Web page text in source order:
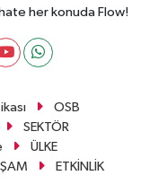
her konuda Flow!
OSB
SEKTÖR
ÜLKE
ETKİNLİK